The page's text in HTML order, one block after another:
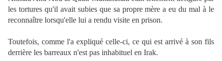
les tortures qu'il avait subies que sa propre mère a eu du mal à le
reconnaître lorsqu'elle lui a rendu visite en prison.
Toutefois, comme l'a expliqué celle-ci, ce qui est arrivé à son fils
derrière les barreaux n'est pas inhabituel en Irak.